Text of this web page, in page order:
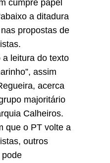
cumpre papel
a ditadura
propostas de
a leitura do texto
assim
acerca
majoritário
Calheiros.
que o PT volte a
outros
pode